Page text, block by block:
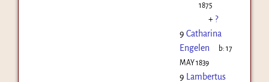
1875
+ ?
9 Catharina
Engelen
b:17
MAY 1839
9 Lambertus